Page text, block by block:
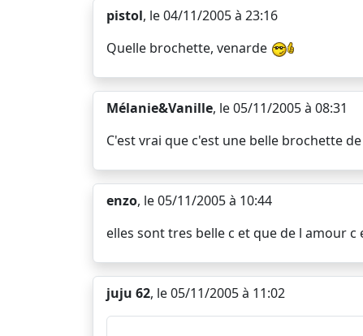
pistol, le 04/11/2005 à 23:16
Quelle brochette, venarde
Mélanie&Vanille, le 05/11/2005 à 08:31
C'est vrai que c'est une belle brochette
enzo, le 05/11/2005 à 10:44
elles sont tres belle c et que de l amour c
juju 62, le 05/11/2005 à 11:02